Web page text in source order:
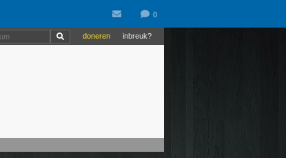
inbreuk?
doneren